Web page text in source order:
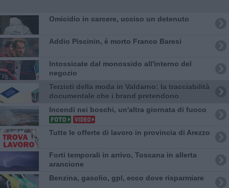
Omicidio in carcere, ucciso un detenuto
Addio Piscinin, è morto Franco Baresi
Intossicate dal monossido all'interno del
negozio
Terzisti della moda in Valdarno: la tracciabilità
documentale che i brand pretendono
Incendi nei boschi, un'altra giornata di fuoco
​Tutte le offerte di lavoro in provincia di Arezzo
Forti temporali in arrivo, Toscana in allerta
arancione
​Benzina, gasolio, gpl, ecco dove risparmiare